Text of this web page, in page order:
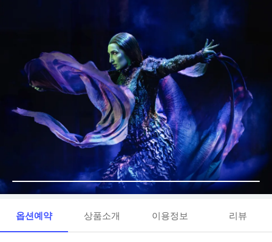
옵션예약 상품소개 이용정보 리뷰